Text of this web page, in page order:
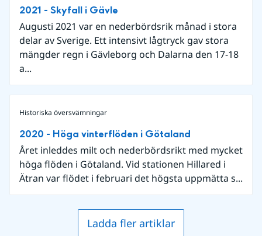
2021 - Skyfall i Gävle
Augusti 2021 var en nederbördsrik månad i stora
delar av Sverige. Ett intensivt lågtryck gav stora
mängder regn i Gävleborg och Dalarna den 17-18
a...
Historiska översvämningar
2020 - Höga vinterflöden i Götaland
Året inleddes milt och nederbördsrikt med mycket
höga flöden i Götaland. Vid stationen Hillared i
Ätran var flödet i februari det högsta uppmätta s...
Ladda fler artiklar